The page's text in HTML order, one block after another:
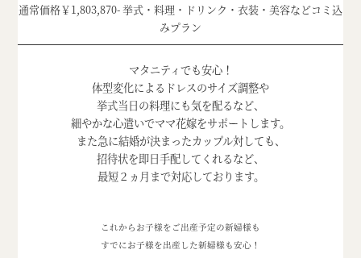
通常価格￥1,803,870- 挙式・料理・ドリンク・衣装・美容などコミ込
みプラン
マタニティでも安心！
体型変化によるドレスのサイズ調整や
挙式当日の料理にも気を配るなど、
細やかな心遣いでママ花嫁をサポートします。
また急に結婚が決まったカップル対しても、
招待状を即日手配してくれるなど、
最短２ヵ月まで対応しております。
これからお子様をご出産予定の新婦様も
すでにお子様を出産した新婦様も安心！